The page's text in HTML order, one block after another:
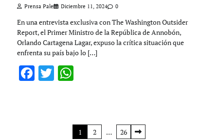
Prensa Pale Diciembre 11, 2024 0
En una entrevista exclusiva con The Washington Outsider
Report, el Primer Ministro de la República de Annobón,
Orlando Cartagena Lagar, expuso la crítica situación que
enfrenta su país bajo lo […]
Facebook
Twitter
1 2 … 26